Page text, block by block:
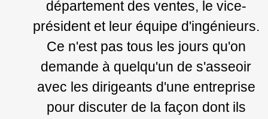
département des ventes, le vice-
président et leur équipe d'ingénieurs.
Ce n'est pas tous les jours qu'on
demande à quelqu'un de s'asseoir
avec les dirigeants d'une entreprise
pour discuter de la façon dont ils